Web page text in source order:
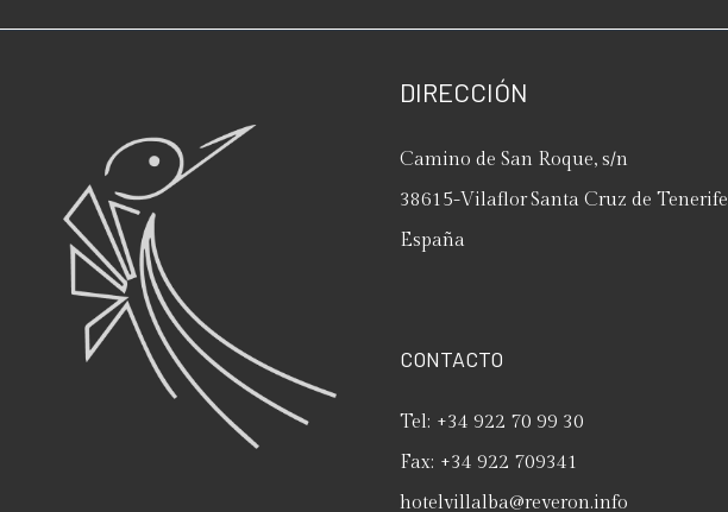
DIRECCIÓN
Camino de San Roque, s/n
38615-VilaflorSanta Cruz de Tenerife
España
CONTACTO
Tel: +34 922 70 99 30
Fax: +34 922 709341
hotelvillalba@reveron.info